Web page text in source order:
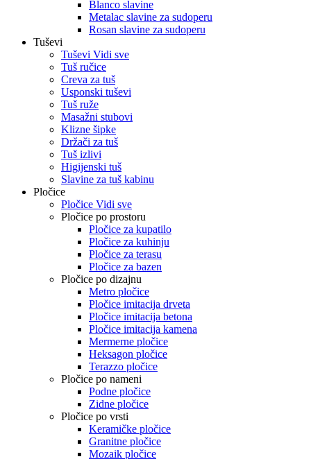
Blanco slavine
Metalac slavine za sudoperu
Rosan slavine za sudoperu
Tuševi
Tuševi Vidi sve
Tuš ručice
Creva za tuš
Usponski tuševi
Tuš ruže
Masažni stubovi
Klizne šipke
Držači za tuš
Tuš izlivi
Higijenski tuš
Slavine za tuš kabinu
Pločice
Pločice Vidi sve
Pločice po prostoru
Pločice za kupatilo
Pločice za kuhinju
Pločice za terasu
Pločice za bazen
Pločice po dizajnu
Metro pločice
Pločice imitacija drveta
Pločice imitacija betona
Pločice imitacija kamena
Mermerne pločice
Heksagon pločice
Terazzo pločice
Pločice po nameni
Podne pločice
Zidne pločice
Pločice po vrsti
Keramičke pločice
Granitne pločice
Mozaik pločice